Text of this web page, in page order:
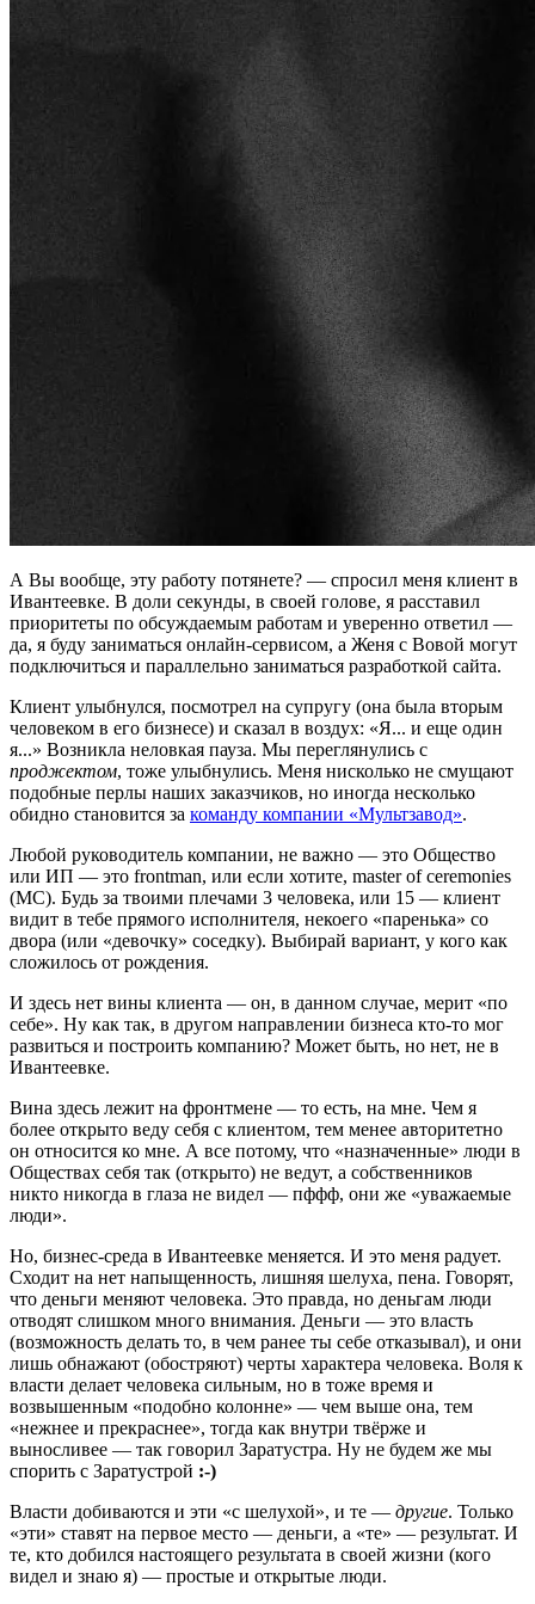
А Вы вообще, эту работу потянете? — спросил меня клиент в
Ивантеевке. В доли секунды, в своей голове, я расставил
приоритеты по обсуждаемым работам и уверенно ответил —
да, я буду заниматься онлайн-сервисом, а Женя с Вовой могут
подключиться и параллельно заниматься разработкой сайта.
Клиент улыбнулся, посмотрел на супругу (она была вторым
человеком в его бизнесе) и сказал в воздух: «Я... и еще один
я...» Возникла неловкая пауза. Мы переглянулись с
проджектом, тоже улыбнулись. Меня нисколько не смущают
подобные перлы наших заказчиков, но иногда несколько
обидно становится за команду компании «Мультзавод».
Любой руководитель компании, не важно — это Общество
или ИП — это frontman, или если хотите, master of ceremonies
(MC). Будь за твоими плечами 3 человека, или 15 — клиент
видит в тебе прямого исполнителя, некоего «паренька» со
двора (или «девочку» соседку). Выбирай вариант, у кого как
сложилось от рождения.
И здесь нет вины клиента — он, в данном случае, мерит «по
себе». Ну как так, в другом направлении бизнеса кто-то мог
развиться и построить компанию? Может быть, но нет, не в
Ивантеевке.
Вина здесь лежит на фронтмене — то есть, на мне. Чем я
более открыто веду себя с клиентом, тем менее авторитетно
он относится ко мне. А все потому, что «назначенные» люди в
Обществах себя так (открыто) не ведут, а собственников
никто никогда в глаза не видел — пффф, они же «уважаемые
люди».
Но, бизнес-среда в Ивантеевке меняется. И это меня радует.
Сходит на нет напыщенность, лишняя шелуха, пена. Говорят,
что деньги меняют человека. Это правда, но деньгам люди
отводят слишком много внимания. Деньги — это власть
(возможность делать то, в чем ранее ты себе отказывал), и они
лишь обнажают (обостряют) черты характера человека. Воля к
власти делает человека сильным, но в тоже время и
возвышенным «подобно колонне» — чем выше она, тем
«нежнее и прекраснее», тогда как внутри твёрже и
выносливее — так говорил Заратустра. Ну не будем же мы
спорить с Заратустрой :-)
Власти добиваются и эти «с шелухой», и те — другие. Только
«эти» ставят на первое место — деньги, а «те» — результат. И
те, кто добился настоящего результата в своей жизни (кого
видел и знаю я) — простые и открытые люди.